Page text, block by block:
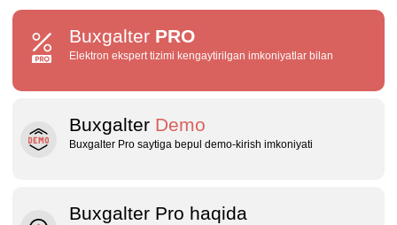
Buxgalter PRO
Elektron ekspert tizimi kengaytirilgan imkoniyatlar bilan
Buxgalter Demo
Buxgalter Pro saytiga bepul demo‑kirish imkoniyati
Buxgalter Pro haqida